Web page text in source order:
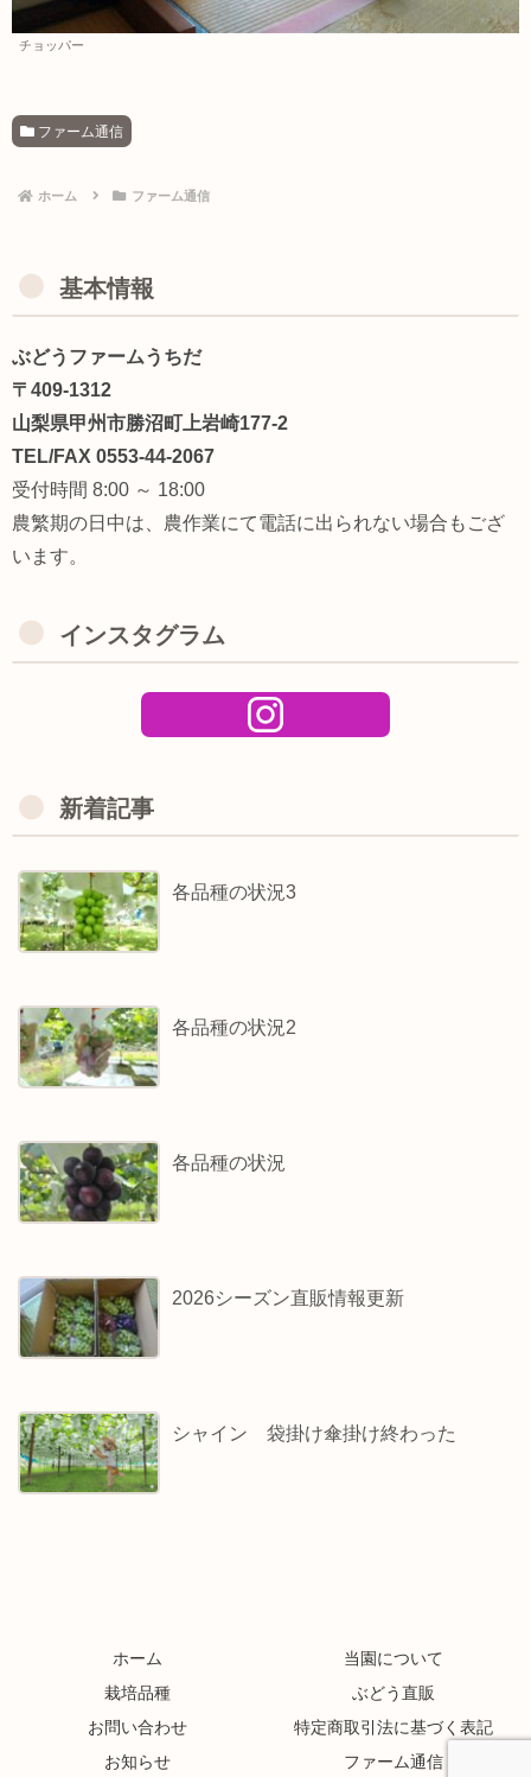
チョッパー
ファーム通信
ホーム ファーム通信
基本情報
ぶどうファームうちだ
〒409-1312
山梨県甲州市勝沼町上岩崎177-2
TEL/FAX 0553-44-2067
受付時間 8:00 ～ 18:00
農繁期の日中は、農作業にて電話に出られない場合もござ
います。
インスタグラム
新着記事
各品種の状況3
各品種の状況2
各品種の状況
2026シーズン直販情報更新
シャイン 袋掛け傘掛け終わった
ホーム
当園について
栽培品種
ぶどう直販
お問い合わせ
特定商取引法に基づく表記
お知らせ
ファーム通信